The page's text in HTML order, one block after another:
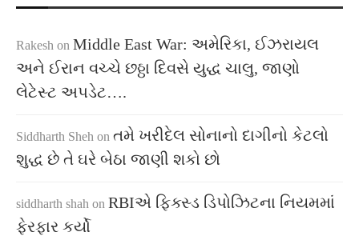
Rakesh on Middle East War: અમેરિકા, ઈઝરાયલ
અને ઈરાન વચ્ચે છઠ્ઠા દિવસે યુદ્ધ ચાલુ, જાણો
લેટેસ્ટ અપડેટ….
Siddharth Sheh on તમે ખરીદેલ સોનાનો દાગીનો કેટલો
શુદ્ધ છે તે ઘરે બેઠા જાણી શકો છો
siddharth shah on RBIએ ફિક્સ્ડ ડિપોઝિટના નિયમમાં
ફેરફાર કર્યો